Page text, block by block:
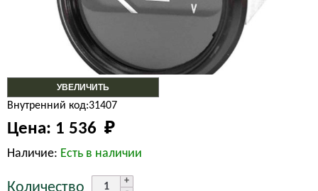
УВЕЛИЧИТЬ
Внутренний код:31407
Цена: 1 536 ₽
Наличие: Есть в наличии